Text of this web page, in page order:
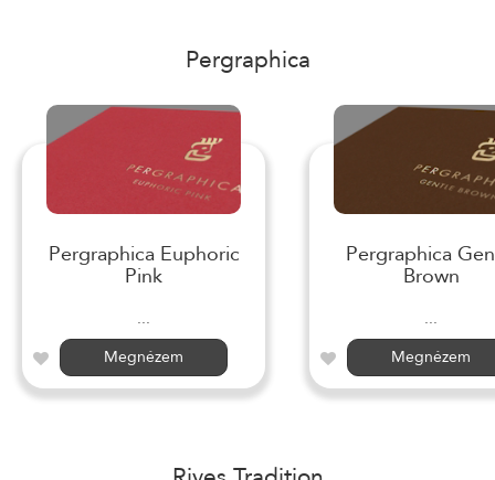
Pergraphica
Pergraphica Euphoric
Pink
...
Megnézem
Pergraphica
Brown
...
Megnézem